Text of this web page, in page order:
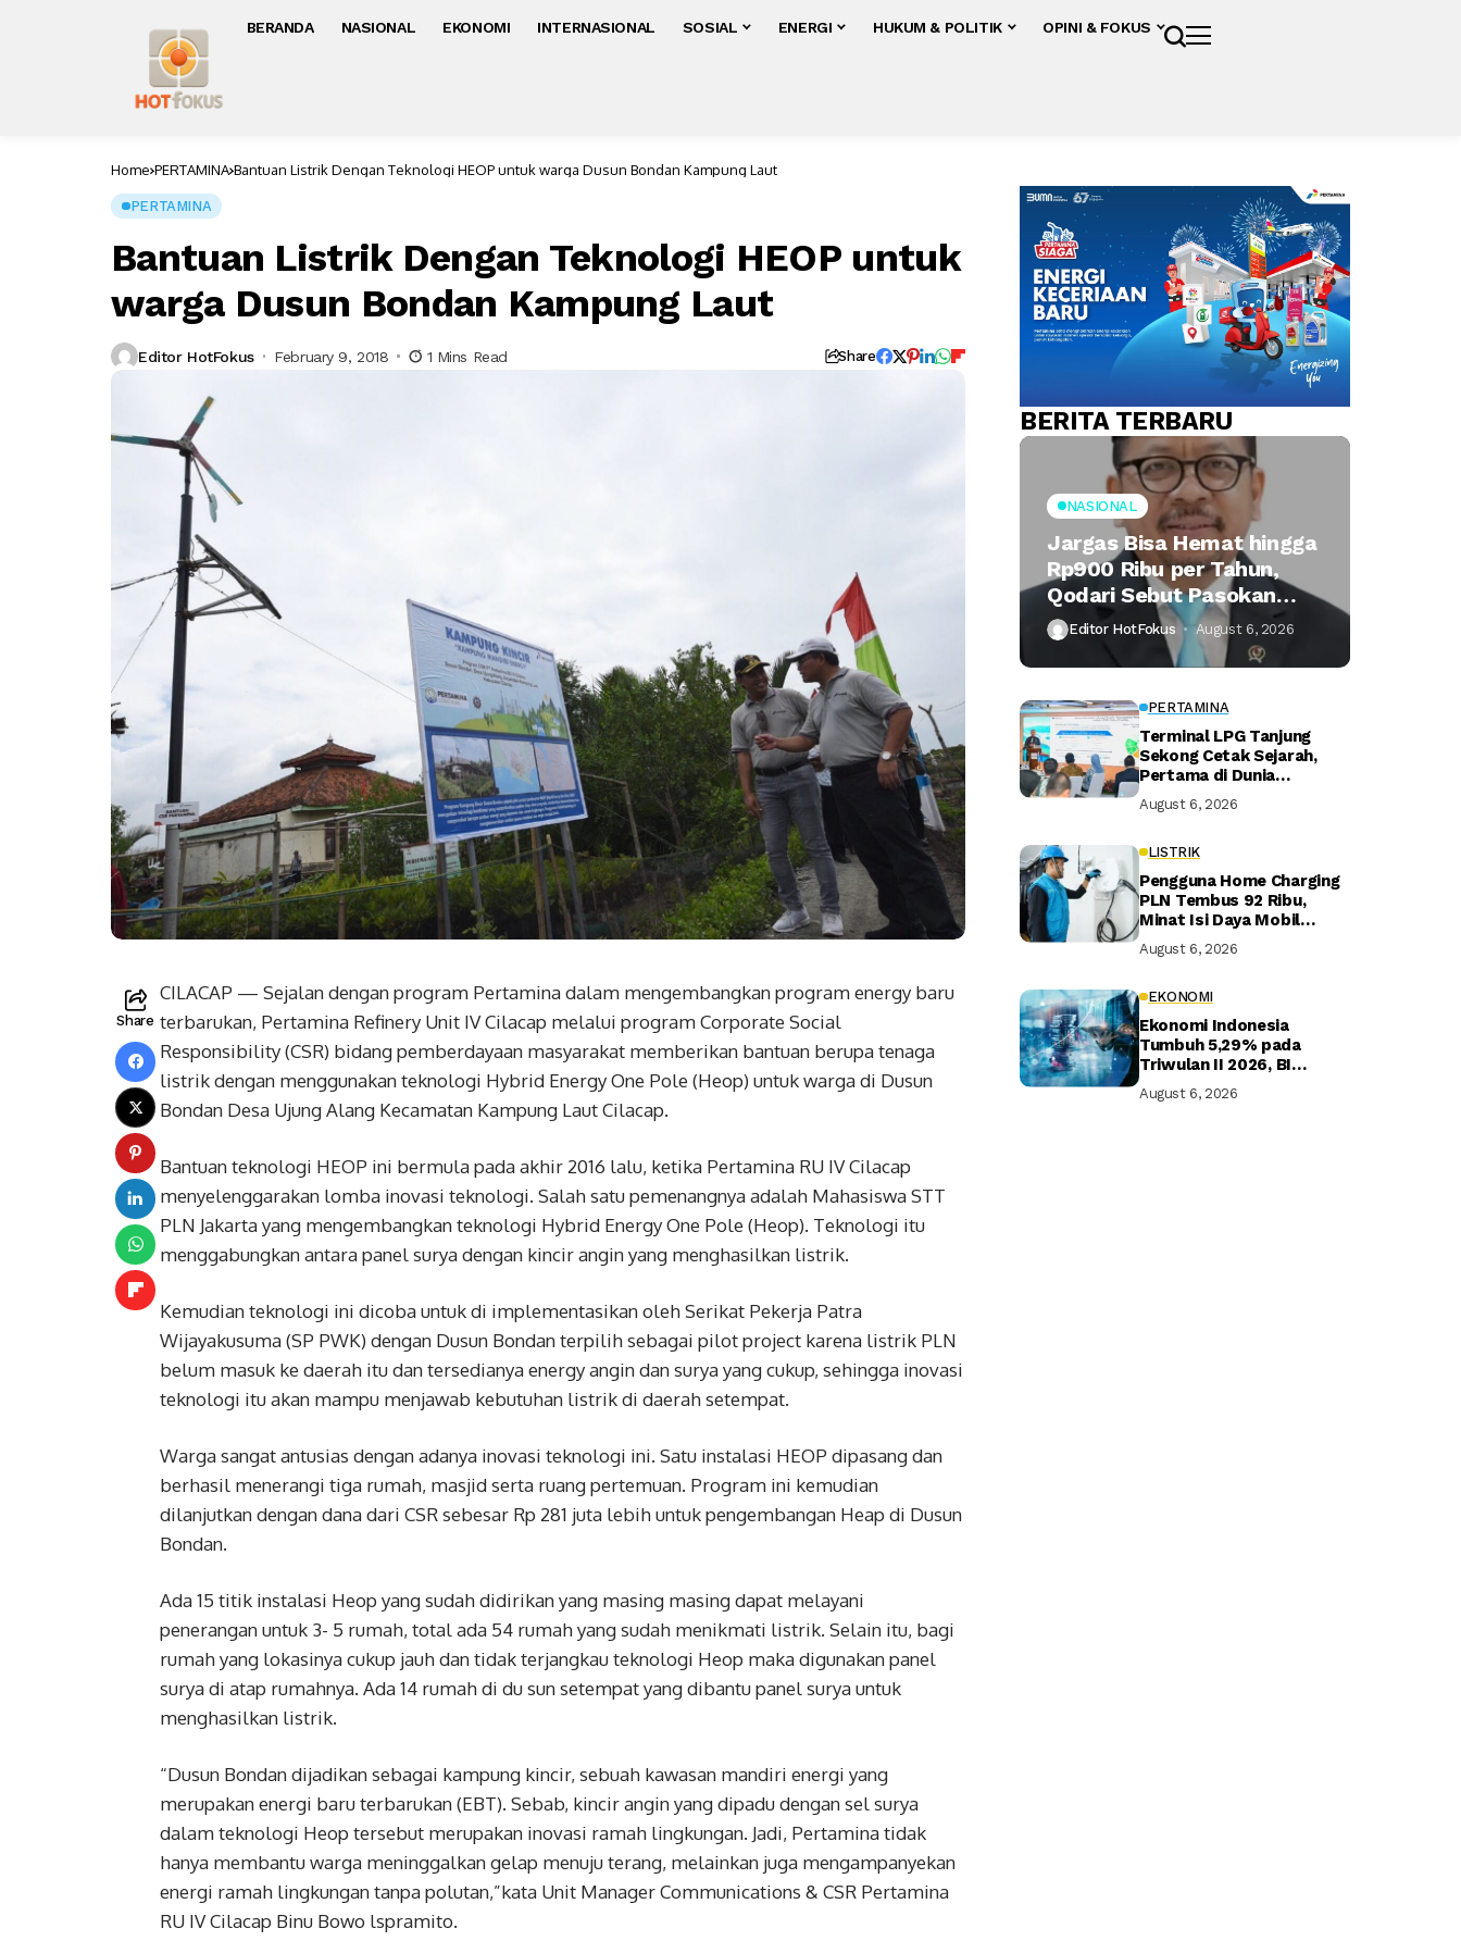
BERANDA NASIONAL EKONOMI INTERNASIONAL SOSIAL ENERGI HUKUM & POLITIK OPINI & FOKUS
Home PERTAMINA Bantuan Listrik Dengan Teknologi HEOP untuk warga Dusun Bondan Kampung Laut
PERTAMINA
Bantuan Listrik Dengan Teknologi HEOP untuk
warga Dusun Bondan Kampung Laut
Editor HotFokus February 9, 2018 1 Mins Read Share
Share
CILACAP — Sejalan dengan program Pertamina dalam mengembangkan program energy baru
terbarukan, Pertamina Refinery Unit IV Cilacap melalui program Corporate Social
Responsibility (CSR) bidang pemberdayaan masyarakat memberikan bantuan berupa tenaga
listrik dengan menggunakan teknologi Hybrid Energy One Pole (Heop) untuk warga di Dusun
Bondan Desa Ujung Alang Kecamatan Kampung Laut Cilacap.
Bantuan teknologi HEOP ini bermula pada akhir 2016 lalu, ketika Pertamina RU IV Cilacap
menyelenggarakan lomba inovasi teknologi. Salah satu pemenangnya adalah Mahasiswa STT
PLN Jakarta yang mengembangkan teknologi Hybrid Energy One Pole (Heop). Teknologi itu
menggabungkan antara panel surya dengan kincir angin yang menghasilkan listrik.
Kemudian teknologi ini dicoba untuk di implementasikan oleh Serikat Pekerja Patra
Wijayakusuma (SP PWK) dengan Dusun Bondan terpilih sebagai pilot project karena listrik PLN
belum masuk ke daerah itu dan tersedianya energy angin dan surya yang cukup, sehingga inovasi
teknologi itu akan mampu menjawab kebutuhan listrik di daerah setempat.
Warga sangat antusias dengan adanya inovasi teknologi ini. Satu instalasi HEOP dipasang dan
berhasil menerangi tiga rumah, masjid serta ruang pertemuan. Program ini kemudian
dilanjutkan dengan dana dari CSR sebesar Rp 281 juta lebih untuk pengembangan Heap di Dusun
Bondan.
Ada 15 titik instalasi Heop yang sudah didirikan yang masing masing dapat melayani
penerangan untuk 3- 5 rumah, total ada 54 rumah yang sudah menikmati listrik. Selain itu, bagi
rumah yang lokasinya cukup jauh dan tidak terjangkau teknologi Heop maka digunakan panel
surya di atap rumahnya. Ada 14 rumah di du sun setempat yang dibantu panel surya untuk
menghasilkan listrik.
“Dusun Bondan dijadikan sebagai kampung kincir, sebuah kawasan mandiri energi yang
merupakan energi baru terbarukan (EBT). Sebab, kincir angin yang dipadu dengan sel surya
dalam teknologi Heop tersebut merupakan inovasi ramah lingkungan. Jadi, Pertamina tidak
hanya membantu warga meninggalkan gelap menuju terang, melainkan juga mengampanyekan
energi ramah lingkungan tanpa polutan,”kata Unit Manager Communications & CSR Pertamina
RU IV Cilacap Binu Bowo lspramito.
BERITA TERBARU
NASIONAL
Jargas Bisa Hemat hingga
Rp900 Ribu per Tahun,
Qodari Sebut Pasokan
Lebih Praktis
Editor HotFokus August 6, 2026
PERTAMINA
Terminal LPG Tanjung
Sekong Cetak Sejarah,
Pertama di Dunia
Terminal
August 6, 2026
LISTRIK
Pengguna Home Charging
PLN Tembus 92 Ribu,
Minat Isi Daya Mobil
Naik
August 6, 2026
EKONOMI
Ekonomi Indonesia
Tumbuh 5,29% pada
Triwulan II 2026, BI
Tahunan Tercapai
August 6, 2026